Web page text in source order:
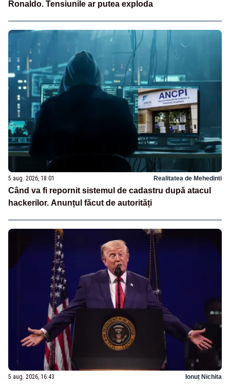
Ronaldo. Tensiunile ar putea exploda
5 aug. 2026, 18:01 Realitatea de Mehedinti
Când va fi repornit sistemul de cadastru după atacul
hackerilor. Anunțul făcut de autorități
5 aug. 2026, 16:43 Ionuț Nichita